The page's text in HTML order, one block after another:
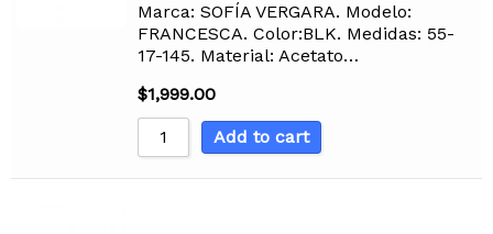
Marca: SOFÍA VERGARA. Modelo:
FRANCESCA. Color:BLK. Medidas: 55-
17-145. Material: Acetato…
$1,999.00
Add to cart